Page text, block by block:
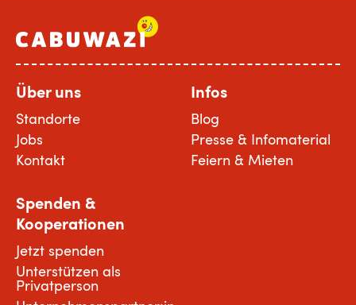
Über uns
Standorte
Jobs
Kontakt
Infos
Blog
Presse & Infomaterial
Feiern & Mieten
Spenden &
Kooperationen
Jetzt spenden
Unterstützen als
Privatperson